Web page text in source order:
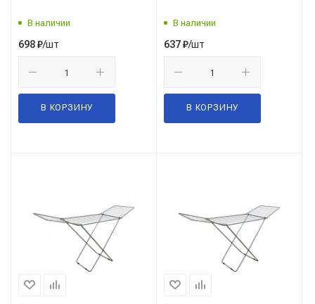
В наличии
698₽/шт
В КОРЗИНУ
В наличии
637₽/шт
В КОРЗИНУ